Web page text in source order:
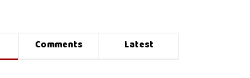
Comments Latest